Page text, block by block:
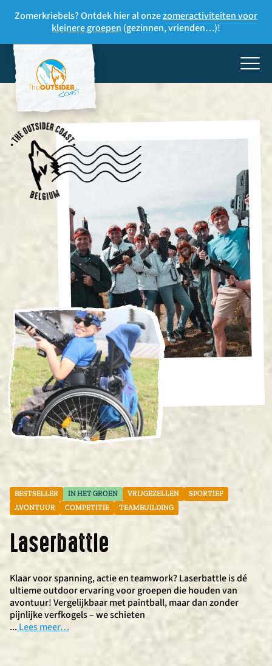
Zomerkriebels? Ontdek hier al onzezomeractiviteiten voor
kleinere groepen (gezinnen, vrienden…)!
BESTSELLER IN HET GROEN VRIJGEZELLEN
SPORTIEF
AVONTUUR
COMPETITIE TEAMBUILDING
Laserbattle
Klaar voor spanning, actie en teamwork? Laserbattle is dé
ultieme outdoor ervaring voor groepen die houden van
avontuur! Vergelijkbaar met paintball, maar dan zonder
pijnlijke verfkogels – we schieten
... Lees meer…